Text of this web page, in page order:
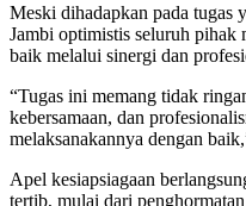
Meski dihadapkan pada tugas
Jambi optimistis seluruh pihak
baik melalui sinergi dan
“Tugas ini memang tidak
kebersamaan, dan
melaksanakannya dengan
Apel kesiapsiagaan
tertib, mulai dari